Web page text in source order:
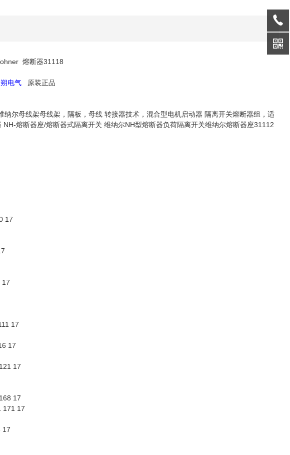
熔断器31118
朔电气 原装正品
尔母线架母线架，隔板，母线 转接器技术，混合型电机启动器 隔离开关熔断器组，适
熔断器座/熔断器式隔离开关 维纳尔NH型熔断器负荷隔离开关维纳尔熔断器座31112
17
17
17
17
17
17
171 17
17